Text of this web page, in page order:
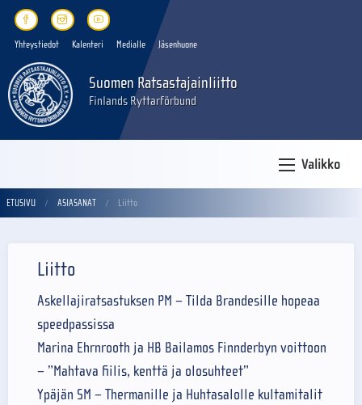
Yhteystiedot Kalenteri Medialle Jäsenhuone
Suomen Ratsastajainliitto
Finlands Ryttarförbund
Valikko
ETUSIVU ASIASANAT Liitto
Liitto
Askellajiratsastuksen PM – Tilda Brandesille hopeaa
speedpassissa
Marina Ehrnrooth ja HB Bailamos Finnderbyn voittoon
– ”Mahtava fiilis, kenttä ja olosuhteet”
Ypäjän SM – Thermanille ja Huhtasalolle kultamitalit